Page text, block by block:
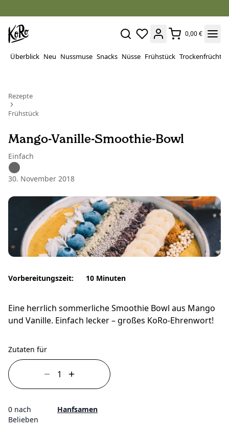
0,00 €
Überblick Neu Nussmuse Snacks Nüsse Frühstück Trockenfrüchte
Rezepte
Frühstück
Mango-Vanille-Smoothie-Bowl
Einfach
30. November 2018
Vorbereitungszeit: 10 Minuten
Eine herrlich sommerliche Smoothie Bowl aus Mango
und Vanille. Einfach lecker – großes KoRo-Ehrenwort!
Zutaten für
0 nach
Belieben
Hanfsamen